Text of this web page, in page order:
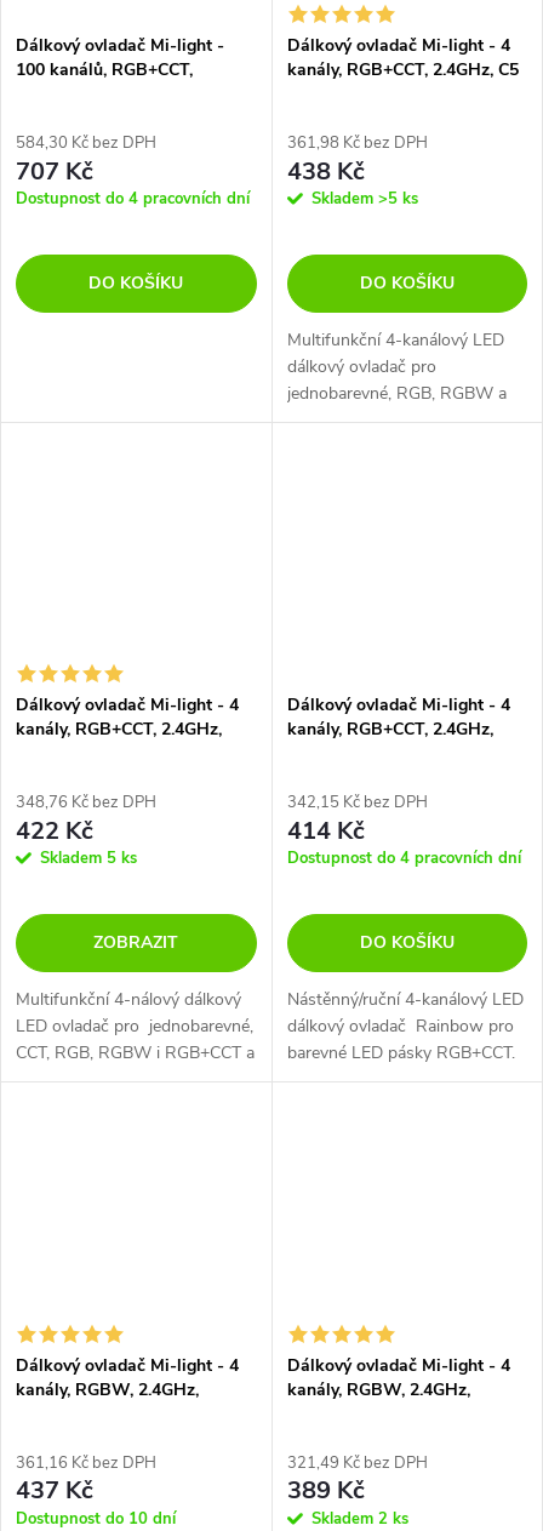
Dálkový ovladač Mi-light -
100 kanálů, RGB+CCT,
584,30 Kč bez DPH
707 Kč
Dostupnost do 4 pracovních dní
DO KOŠÍKU
Dálkový ovladač Mi-light - 4
kanály, RGB+CCT, 2.4GHz, C5
361,98 Kč bez DPH
438 Kč
Skladem >5 ks
DO KOŠÍKU
Multifunkční 4-kanálový LED
dálkový ovladač pro
jednobarevné, RGB, RGBW a
RGB+CCT LED pásky a LED
Dálkový ovladač Mi-light - 4
kanály, RGB+CCT, 2.4GHz,
348,76 Kč bez DPH
422 Kč
Skladem 5 ks
ZOBRAZIT
Multifunkční 4-nálový dálkový
LED ovladač pro jednobarevné,
CCT, RGB, RGBW i RGB+CCT a
LED svítidla Mi-Light.
Dálkový ovladač Mi-light - 4
kanály, RGB+CCT, 2.4GHz,
342,15 Kč bez DPH
414 Kč
Dostupnost do 4 pracovních dní
DO KOŠÍKU
Nástěnný/ruční 4-kanálový LED
dálkový ovladač Rainbow pro
barevné LED pásky RGB+CCT.
Dálkový ovladač Mi-light - 4
kanály, RGBW, 2.4GHz,
361,16 Kč bez DPH
437 Kč
Dostupnost do 10 dní
Dálkový ovladač Mi-light - 4
kanály, RGBW, 2.4GHz,
321,49 Kč bez DPH
389 Kč
Skladem 2 ks